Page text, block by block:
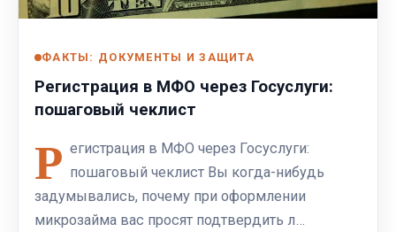
ФАКТЫ: ДОКУМЕНТЫ И ЗАЩИТА
Регистрация в МФО через Госуслуги:
пошаговый чеклист
Р егистрация в МФО через Госуслуги:
пошаговый чеклист Вы когда-нибудь
задумывались, почему при оформлении
микрозайма вас просят подтвердить л…